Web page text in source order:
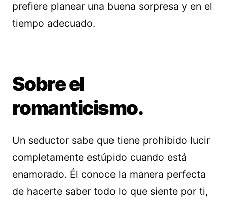
prefiere planear una buena sorpresa y en el
tiempo adecuado.
Sobre el
romanticismo.
Un seductor sabe que tiene prohibido lucir
completamente estúpido cuando está
enamorado. Él conoce la manera perfecta
de hacerte saber todo lo que siente por ti,